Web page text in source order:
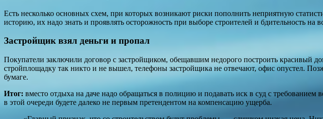
Есть несколько основных схем, при которых возникают риски пополнить неприятную
историю, их надо знать и проявлять осторожность при выборе строителей и бдительность на
Застройщик взял деньги и пропал
Покупатели заключили договор с застройщиком, обещавшим недорого построить красивый
стройплощадку так никто и не вышел, телефоны застройщика не отвечают, офис опустел.
бумаге.
Итог: вместо отдыха на даче надо обращаться в полицию и подавать иск в суд с
в этой очереди будете далеко не первым претендентом на компенсацию ущерба.